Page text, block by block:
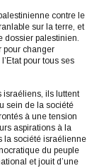
contre le
sur la terre, et
dossier palestinien.
pour changer
pour tous ses
israéliens, ils luttent
sein de la société
à une tension
aspirations à la
la société israélienne
du peuple
et jouit d’une